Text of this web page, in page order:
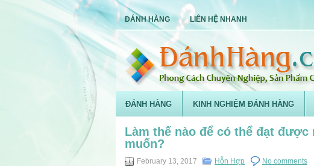
ĐÁNH HÀNG LIÊN HỆ NHANH
ĐÁNH HÀNG KINH NGHIỆM ĐÁNH HÀNG
Làm thế nào để có thể đạt được
muốn?
February 13, 2017 Hỗn Hợp No comments